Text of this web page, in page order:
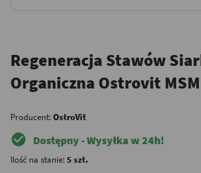
Regeneracja Stawów
Organiczna Ostrovit
Producent:OstroVit
check_circle Dostępny - Wysyłka w 24h!
Ilość na stanie:5 szt.